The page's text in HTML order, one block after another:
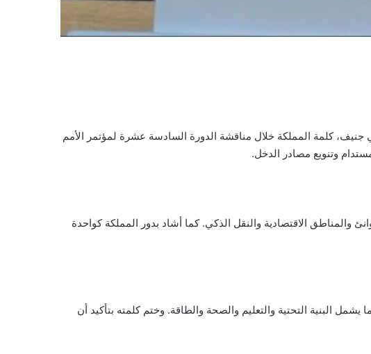
جنيف، كلمة المملكة خلال مناقشة الدورة السادسة عشرة لمؤتمر الأمم
والمناطق الاقتصادية والنقل الذكي. كما أشاد بدور المملكة كواحدة
من خلال الصندوق السعودي للتنمية، بما يشمل البنية التحتية والتعليم والصحة والطاقة. وختم كلمته بتأكيد أن